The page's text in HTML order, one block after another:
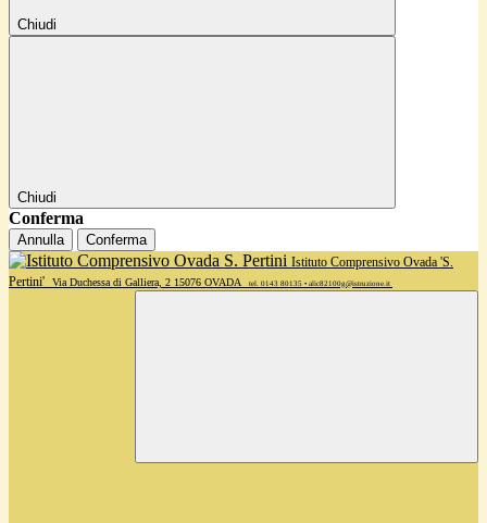
Chiudi
Chiudi
Conferma
Annulla Conferma
Istituto Comprensivo Ovada 'S.
Pertini'
Via Duchessa di Galliera, 2 15076 OVADA tel. 0143 80135 • alic82100g@istruzione.it